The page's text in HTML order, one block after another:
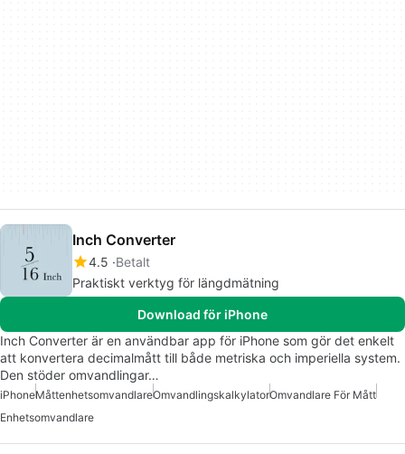
Inch Converter
4.5 Betalt
Praktiskt verktyg för längdmätning
Download för iPhone
Inch Converter är en användbar app för iPhone som gör det enkelt
att konvertera decimalmått till både metriska och imperiella system.
Den stöder omvandlingar…
iPhoneMåttenhetsomvandlareOmvandlingskalkylatorOmvandlare För Mått
Enhetsomvandlare